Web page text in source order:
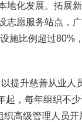
地化发展。拓展
志愿服务站点，
施比例超过80%
以提升慈善从业人
起，每年组织不
高级管理人员